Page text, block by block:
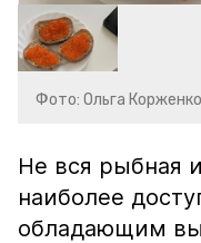
Фото: Ольга
Не вся рыбная
наиболее
обладающим